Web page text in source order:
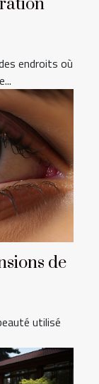
endroits où
de
utilisé